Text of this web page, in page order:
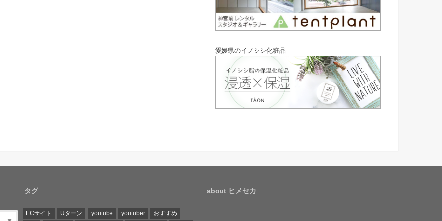
愛媛県のイノシシ化粧品
タグ
ECサイト Uターン youtube youtuber おすすめ
about ヒメセカ